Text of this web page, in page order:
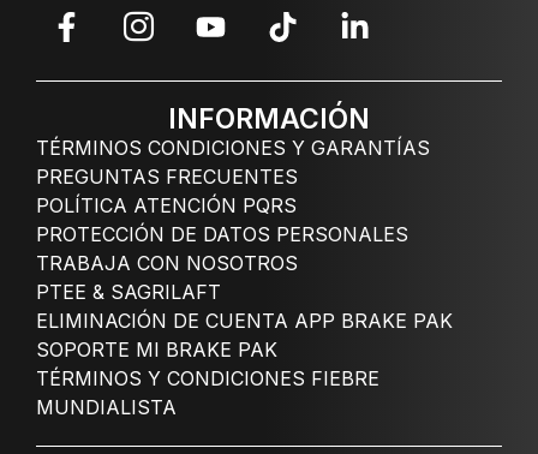
INFORMACIÓN
TÉRMINOS CONDICIONES Y GARANTÍAS
PREGUNTAS FRECUENTES
POLÍTICA ATENCIÓN PQRS
PROTECCIÓN DE DATOS PERSONALES
TRABAJA CON NOSOTROS
PTEE & SAGRILAFT
ELIMINACIÓN DE CUENTA APP BRAKE PAK
SOPORTE MI BRAKE PAK
TÉRMINOS Y CONDICIONES FIEBRE
MUNDIALISTA